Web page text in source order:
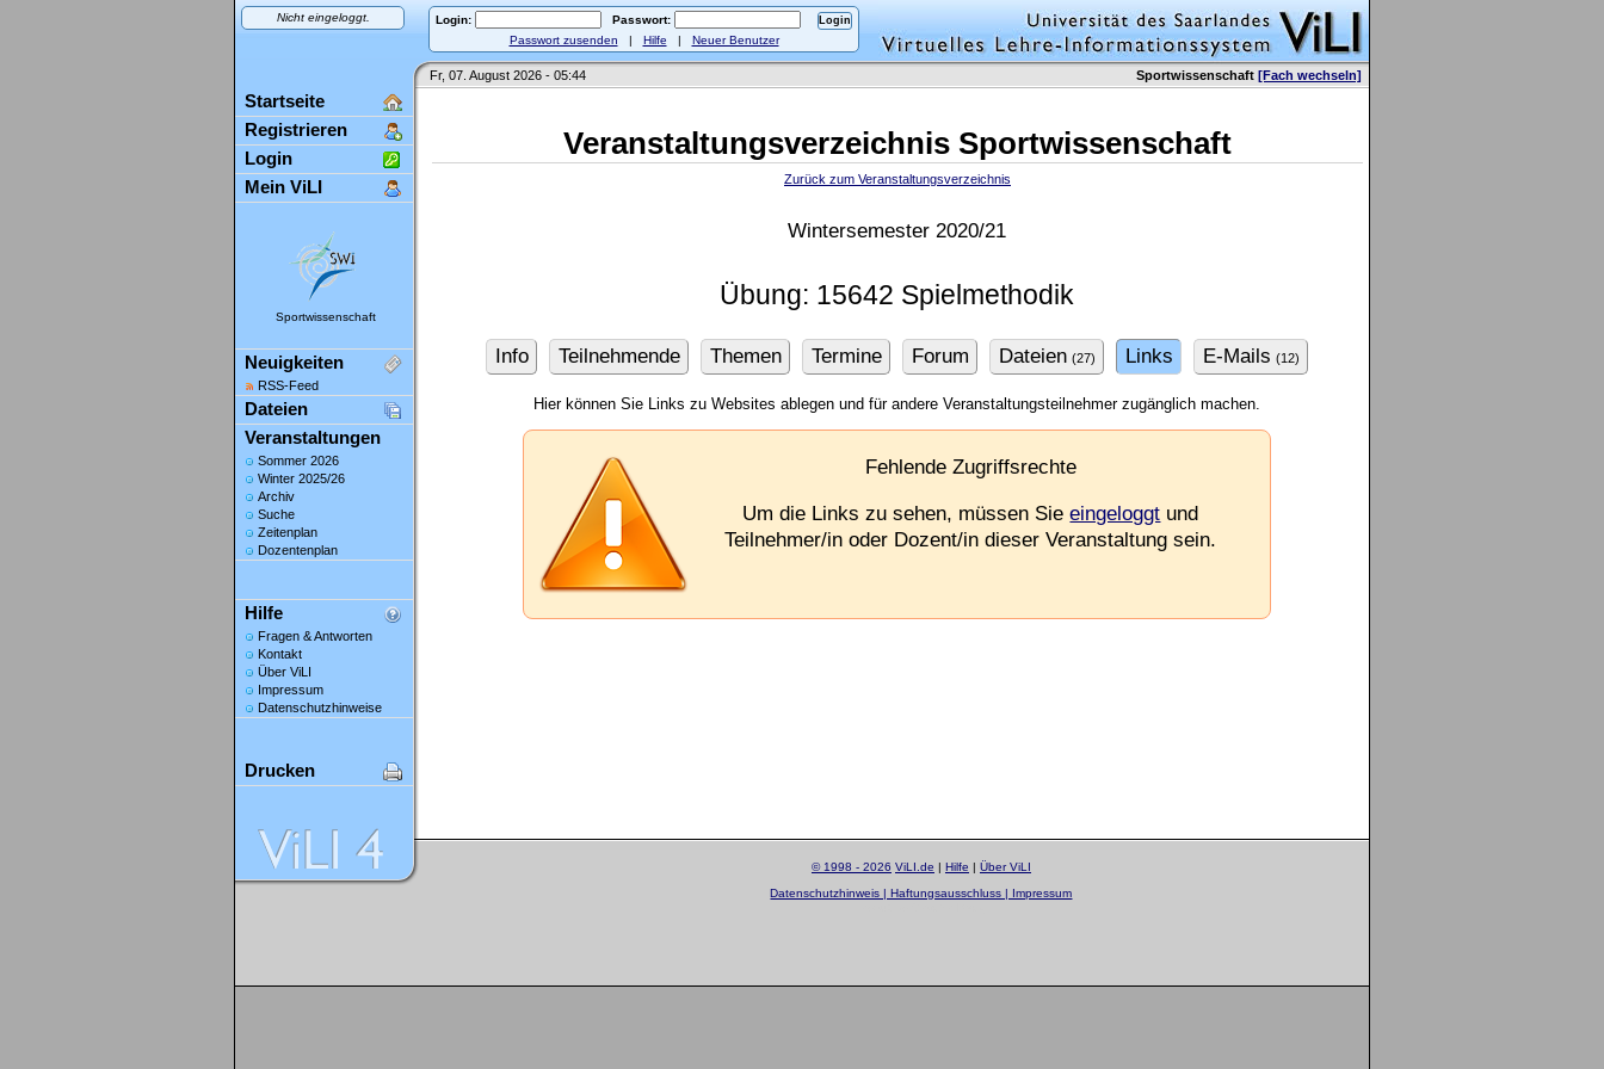
Nicht eingeloggt. Login:
Passwort:
Passwort zusenden | Hilfe | Neuer Benutzer
Fr, 07. August 2026 - 05:44 Sportwissenschaft [Fach wechseln]
Startseite
Registrieren
Login
Mein ViLI
Sportwissenschaft
Neuigkeiten
RSS-Feed
Dateien
Veranstaltungen
Sommer 2026
Winter 2025/26
Archiv
Suche
Zeitenplan
Dozentenplan
Hilfe
Fragen & Antworten
Kontakt
Über ViLI
Impressum
Datenschutzhinweise
Drucken
Veranstaltungsverzeichnis Sportwissenschaft
Zurück zum Veranstaltungsverzeichnis
Wintersemester 2020/21
Übung: 15642 Spielmethodik
Info Teilnehmende Themen Termine Forum Dateien (27) Links E-Mails (12)
Hier können Sie Links zu Websites ablegen und für andere Veranstaltungsteilnehmer zugänglich machen.
Fehlende Zugriffsrechte
Um die Links zu sehen, müssen Sieeingeloggt und
Teilnehmer/in oder Dozent/in dieser Veranstaltung sein.
© 1998 - 2026 ViLI.de | Hilfe | Über ViLI
Datenschutzhinweis | Haftungsausschluss | Impressum